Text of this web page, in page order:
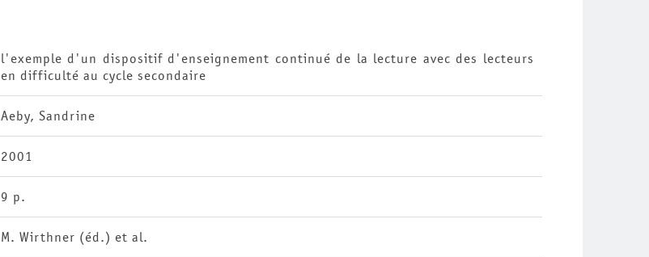
l'exemple d'un dispositif d'enseignement continué de la lecture avec des lecteurs
en difficulté au cycle secondaire
Aeby, Sandrine
2001
9 p.
M. Wirthner (éd.) et al.